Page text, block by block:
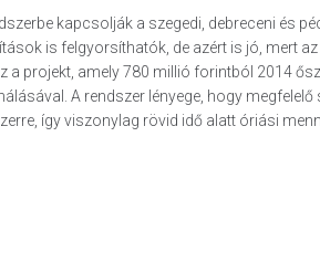
kapcsolják a szegedi, debreceni és
is felgyorsíthatók, de azért is jó, mert
a projekt, amely 780 millió forintból 2014
A rendszer lényege, hogy
így viszonylag rövid idő alatt óriási